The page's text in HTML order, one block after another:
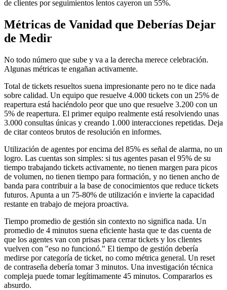
de clientes por seguimientos lentos cayeron un 55%.
Métricas de Vanidad que Deberías Dejar
de Medir
No todo número que sube y va a la derecha merece celebración.
Algunas métricas te engañan activamente.
Total de tickets resueltos suena impresionante pero no te dice nada
sobre calidad. Un equipo que resuelve 4.000 tickets con un 25% de
reapertura está haciéndolo peor que uno que resuelve 3.200 con un
5% de reapertura. El primer equipo realmente está resolviendo unas
3.000 consultas únicas y creando 1.000 interacciones repetidas. Deja
de citar conteos brutos de resolución en informes.
Utilización de agentes por encima del 85% es señal de alarma, no un
logro. Las cuentas son simples: si tus agentes pasan el 95% de su
tiempo trabajando tickets activamente, no tienen margen para picos
de volumen, no tienen tiempo para formación, y no tienen ancho de
banda para contribuir a la base de conocimientos que reduce tickets
futuros. Apunta a un 75-80% de utilización e invierte la capacidad
restante en trabajo de mejora proactiva.
Tiempo promedio de gestión sin contexto no significa nada. Un
promedio de 4 minutos suena eficiente hasta que te das cuenta de
que los agentes van con prisas para cerrar tickets y los clientes
vuelven con "eso no funcionó." El tiempo de gestión debería
medirse por categoría de ticket, no como métrica general. Un reset
de contraseña debería tomar 3 minutos. Una investigación técnica
compleja puede tomar legítimamente 45 minutos. Compararlos es
absurdo.